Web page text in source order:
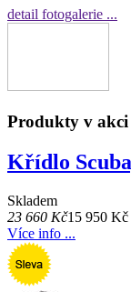
detail fotogalerie ...
Produkty v akci
Křídlo
Skladem
23 660 Kč15 950 Kč
Více info ...